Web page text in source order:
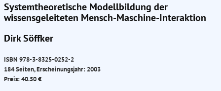
Systemtheoretische Modellbildung der
wissensgeleiteten Mensch-Maschine-Interaktion
Dirk Söffker
ISBN 978-3-8325-0252-2
184 Seiten, Erscheinungsjahr: 2003
Preis: 40.50 €